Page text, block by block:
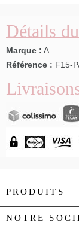
Détails
Marque : A
Référence : F15-
PRODUITS
NOTRE